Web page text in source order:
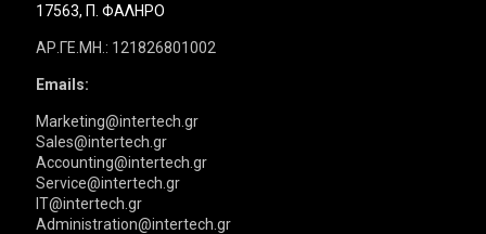
17563, Π. ΦΑΛΗΡΟ
ΑΡ.ΓΕ.ΜΗ.: 121826801002
Emails:
Marketing@intertech.gr
Sales@intertech.gr
Accounting@intertech.gr
Service@intertech.gr
IT@intertech.gr
Administration@intertech.gr